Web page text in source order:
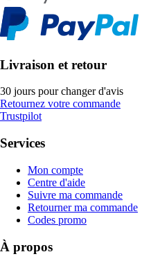
Livraison et retour
30 jours pour changer d'avis
Retournez votre commande
Trustpilot
Services
Mon compte
Centre d'aide
Suivre ma commande
Retourner ma commande
Codes promo
À propos